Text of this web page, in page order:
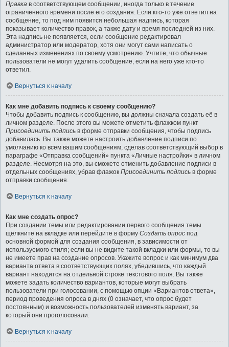
Правка в соответствующем сообщении, иногда только в течение
ограниченного времени после его создания. Если кто-то уже ответил на
сообщение, то под ним появится небольшая надпись, которая
показывает количество правок, а также дату и время последней из них.
Эта надпись не появляется, если сообщение редактировал
администратор или модератор, хотя они могут сами написать о
сделанных изменениях по своему усмотрению. Учтите, что обычные
пользователи не могут удалить сообщение, если на него уже кто-то
ответил.
Вернуться к началу
Как мне добавить подпись к своему сообщению?
Чтобы добавить подпись к сообщению, вы должны сначала создать её в
личном разделе. После этого вы можете отметить флажком пункт
Присоединить подпись в форме отправки сообщения, чтобы подпись
добавилась. Вы также можете настроить добавление подписи по
умолчанию ко всем вашим сообщениям, сделав соответствующий выбор в
параграфе «Отправка сообщений» пункта «Личные настройки» в личном
разделе. Несмотря на это, вы сможете отменить добавление подписи в
отдельных сообщениях, убрав флажок Присоединить подпись в форме
отправки сообщения.
Вернуться к началу
Как мне создать опрос?
При создании темы или редактировании первого сообщения темы
щёлкните на вкладке или перейдите в форму Создать опрос под
основной формой для создания сообщения, в зависимости от
используемого стиля; если вы не видите такой вкладки или формы, то вы
не имеете прав на создание опросов. Укажите вопрос и как минимум два
варианта ответа в соответствующих полях, убедившись, что каждый
вариант находится на отдельной строке текстового поля. Вы также
можете задать количество вариантов, которые могут выбрать
пользователи при голосовании, с помощью опции «Вариантов ответа»,
период проведения опроса в днях (0 означает, что опрос будет
постоянным) и возможность пользователей изменять вариант, за
который они проголосовали.
Вернуться к началу